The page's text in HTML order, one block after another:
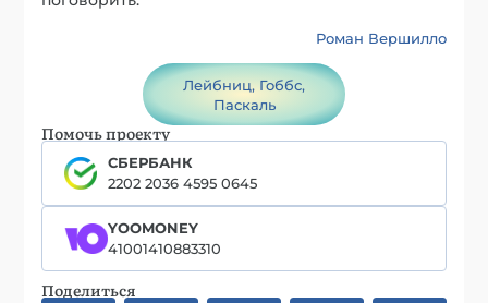
Роман Вершилло
Лейбниц, Гоббс,
Паскаль
Помочь проекту
СБЕРБАНК
2202 2036 4595 0645
YOOMONEY
41001410883310
Поделиться